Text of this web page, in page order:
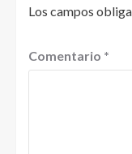
Los campos
Comentario *